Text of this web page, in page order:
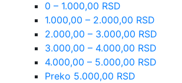
0 – 1.000,00 RSD
1.000,00 – 2.000,00 RSD
2.000,00 – 3.000,00 RSD
3.000,00 – 4.000,00 RSD
4.000,00 – 5.000,00 RSD
Preko 5.000,00 RSD